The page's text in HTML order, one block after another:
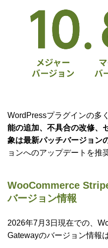
WordPressプラグインの多
能の追加、不具合の改修、
象は最新パッチバージョン
ョンへのアップデートを推
WooCommerce
バージョン情報
2026年7月3日現在での、
Gatewayのバージョン情報